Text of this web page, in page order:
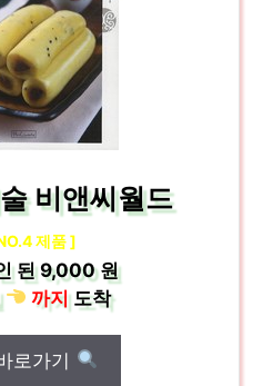
비앤씨월드
제품 ]
된9,000 원
까지도착
로가기